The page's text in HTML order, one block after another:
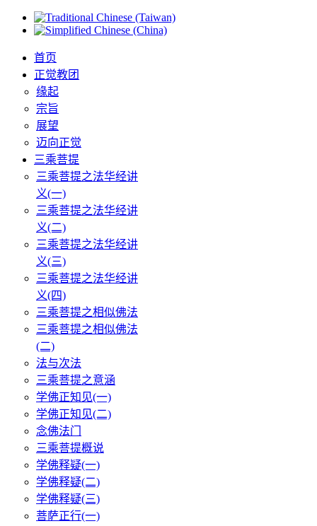
首页
正觉教团
缘起
宗旨
展望
迈向正觉
三乘菩提
三乘菩提之法华经讲
义(一)
三乘菩提之法华经讲
义(二)
三乘菩提之法华经讲
义(三)
三乘菩提之法华经讲
义(四)
三乘菩提之相似佛法
三乘菩提之相似佛法
(二)
法与次法
三乘菩提之意涵
学佛正知见(一)
学佛正知见(二)
念佛法门
三乘菩提概说
学佛释疑(一)
学佛释疑(二)
学佛释疑(三)
菩萨正行(一)